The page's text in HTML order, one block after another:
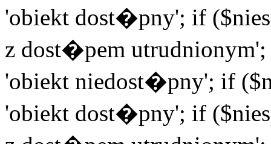
'obiekt dost�pny'; if
z dost�pem
'obiekt niedost�pny'; if
'obiekt dost�pny'; if